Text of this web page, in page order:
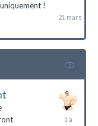
!
20